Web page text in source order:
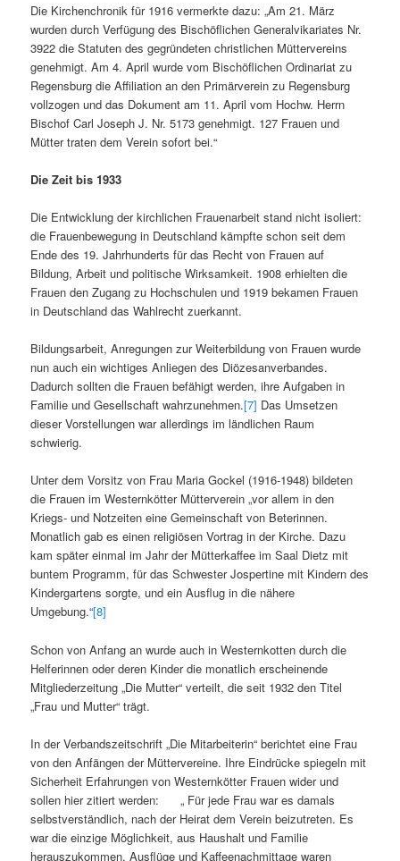
Die Kirchenchronik für 1916 vermerkte dazu: „Am 21. März
wurden durch Verfügung des Bischöflichen Generalvikariates Nr.
3922 die Statuten des gegründeten christlichen Müttervereins
genehmigt. Am 4. April wurde vom Bischöflichen Ordinariat zu
Regensburg die Affiliation an den Primärverein zu Regensburg
vollzogen und das Dokument am 11. April vom Hochw. Herrn
Bischof Carl Joseph J. Nr. 5173 genehmigt. 127 Frauen und
Mütter traten dem Verein sofort bei.“
Die Zeit bis 1933
Die Entwicklung der kirchlichen Frauenarbeit stand nicht isoliert:
die Frauenbewegung in Deutschland kämpfte schon seit dem
Ende des 19. Jahrhunderts für das Recht von Frauen auf
Bildung, Arbeit und politische Wirksamkeit. 1908 erhielten die
Frauen den Zugang zu Hochschulen und 1919 bekamen Frauen
in Deutschland das Wahlrecht zuerkannt.
Bildungsarbeit, Anregungen zur Weiterbildung von Frauen wurde
nun auch ein wichtiges Anliegen des Diözesanverbandes.
Dadurch sollten die Frauen befähigt werden, ihre Aufgaben in
Familie und Gesellschaft wahrzunehmen.[7] Das Umsetzen
dieser Vorstellungen war allerdings im ländlichen Raum
schwierig.
Unter dem Vorsitz von Frau Maria Gockel (1916-1948) bildeten
die Frauen im Westernkötter Mütterverein „vor allem in den
Kriegs- und Notzeiten eine Gemeinschaft von Beterinnen.
Monatlich gab es einen religiösen Vortrag in der Kirche. Dazu
kam später einmal im Jahr der Mütterkaffee im Saal Dietz mit
buntem Programm, für das Schwester Jospertine mit Kindern des
Kindergartens sorgte, und ein Ausflug in die nähere
Umgebung.“[8]
Schon von Anfang an wurde auch in Westernkotten durch die
Helferinnen oder deren Kinder die monatlich erscheinende
Mitgliederzeitung „Die Mutter“ verteilt, die seit 1932 den Titel
„Frau und Mutter“ trägt.
In der Verbandszeitschrift „Die Mitarbeiterin“ berichtet eine Frau
von den Anfängen der Müttervereine. Ihre Eindrücke spiegeln mit
Sicherheit Erfahrungen von Westernkötter Frauen wider und
sollen hier zitiert werden: „ Für jede Frau war es damals
selbstverständlich, nach der Heirat dem Verein beizutreten. Es
war die einzige Möglichkeit, aus Haushalt und Familie
herauszukommen. Ausflüge und Kaffeenachmittage waren